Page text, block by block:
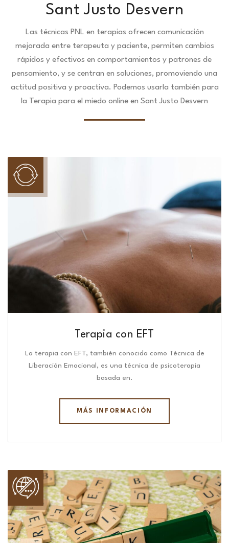
Sant Justo Desvern
Las técnicas PNL en terapias ofrecen comunicación
mejorada entre terapeuta y paciente, permiten cambios
rápidos y efectivos en comportamientos y patrones de
pensamiento, y se centran en soluciones, promoviendo una
actitud positiva y proactiva. Podemos usarla también para
la Terapia para el miedo online en Sant Justo Desvern
Terapia con EFT
La terapia con EFT, también conocida como Técnica de
Liberación Emocional, es una técnica de psicoterapia
basada en.
MÁS INFORMACIÓN